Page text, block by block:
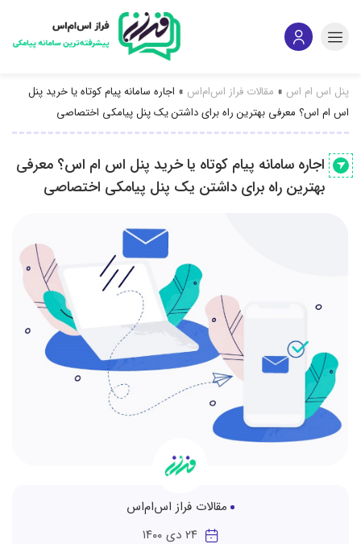
پنل اس ام اس » مقالات فراز اس‌ام‌اس » اجاره سامانه پیام کوتاه یا خرید پنل
اس ام اس؟ معرفی بهترین راه برای داشتن یک پنل پیامکی اختصاصی
اجاره سامانه پیام کوتاه یا خرید پنل اس ام اس؟ معرفی
بهترین راه برای داشتن یک پنل پیامکی اختصاصی
مقالات فراز اس‌ام‌اس